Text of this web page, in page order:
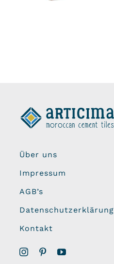
Über uns
Impressum
AGB’s
Datenschutzerklärung
Kontakt